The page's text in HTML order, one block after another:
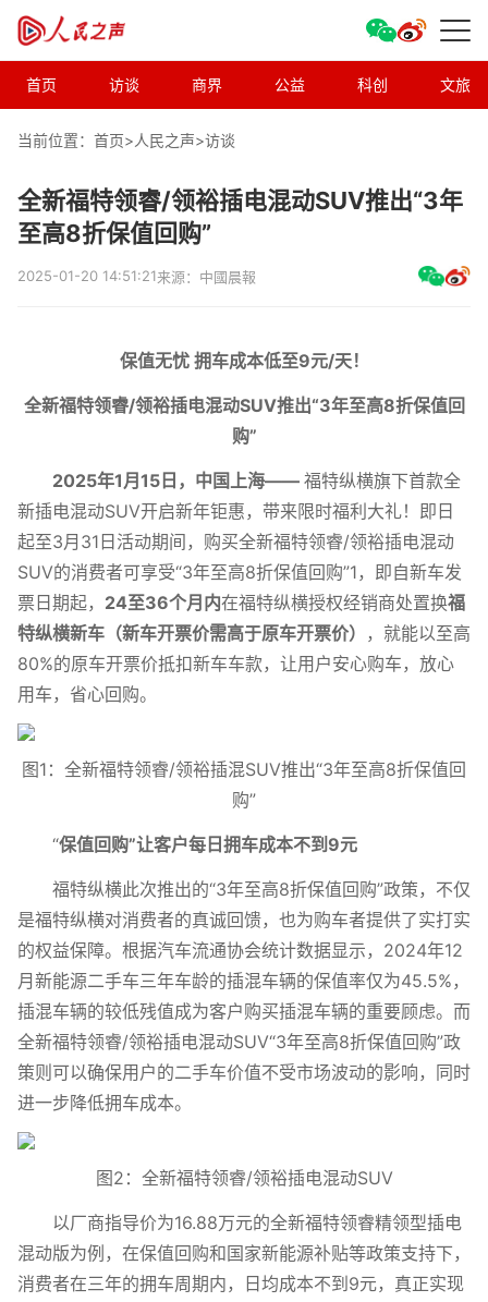
首页 访谈 商界 公益 科创 文旅
当前位置：首页>人民之声>访谈
全新福特领睿/领裕插电混动SUV推出“3年
至高8折保值回购”
2025-01-20 14:51:21来源：中國晨報
保值无忧 拥车成本低至9元/天！
全新福特领睿/领裕插电混动SUV推出“3年至高8折保值回
购”
2025年1 月15日，中国上海—— 福特纵横旗下首款全
新插电混动SUV开启新年钜惠，带来限时福利大礼！即日
起至3月31日活动期间，购买全新福特领睿/领裕插电混动
SUV的消费者可享受“3年至高8折保值回购”1，即自新车发
票日期起， 24至36个月内在福特纵横授权经销商处置换福
特纵横新车（新车开票价需高于原车开票价）
，就能以至高
80%的原车开票价抵扣新车车款，让用户安心购车，放心
用车，省心回购。
图1：全新福特领睿/领裕插混SUV推出“3年至高8折保值回
购”
“保值回购”让客户每日拥车成本不到9元
福特纵横此次推出的“3年至高8折保值回购”政策，不仅
是福特纵横对消费者的真诚回馈，也为购车者提供了实打实
的权益保障。根据汽车流通协会统计数据显示，2024年12
月新能源二手车三年车龄的插混车辆的保值率仅为45.5%，
插混车辆的较低残值成为客户购买插混车辆的重要顾虑。而
全新福特领睿/领裕插电混动SUV“3年至高8折保值回购”政
策则可以确保用户的二手车价值不受市场波动的影响，同时
进一步降低拥车成本。
图2：全新福特领睿/领裕插电混动SUV
以厂商指导价为16.88万元的全新福特领睿精领型插电
混动版为例，在保值回购和国家新能源补贴等政策支持下，
消费者在三年的拥车周期内，日均成本不到9元，真正实现